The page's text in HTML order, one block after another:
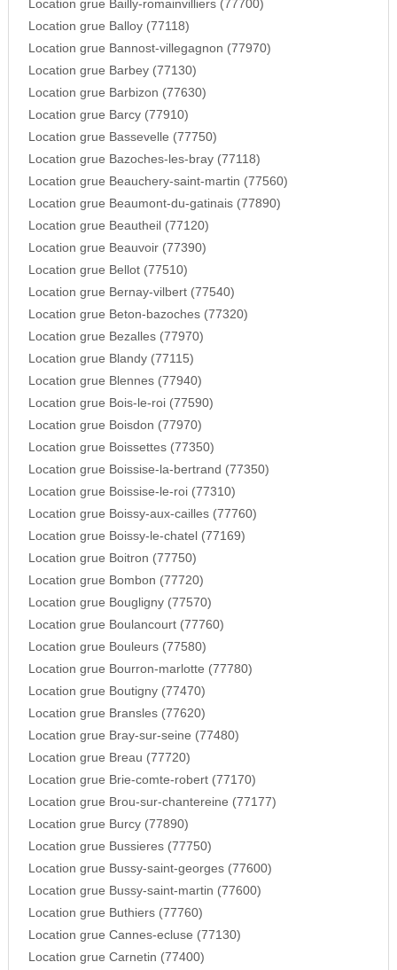
Location grue Bailly-romainvilliers (77700)
Location grue Balloy (77118)
Location grue Bannost-villegagnon (77970)
Location grue Barbey (77130)
Location grue Barbizon (77630)
Location grue Barcy (77910)
Location grue Bassevelle (77750)
Location grue Bazoches-les-bray (77118)
Location grue Beauchery-saint-martin (77560)
Location grue Beaumont-du-gatinais (77890)
Location grue Beautheil (77120)
Location grue Beauvoir (77390)
Location grue Bellot (77510)
Location grue Bernay-vilbert (77540)
Location grue Beton-bazoches (77320)
Location grue Bezalles (77970)
Location grue Blandy (77115)
Location grue Blennes (77940)
Location grue Bois-le-roi (77590)
Location grue Boisdon (77970)
Location grue Boissettes (77350)
Location grue Boissise-la-bertrand (77350)
Location grue Boissise-le-roi (77310)
Location grue Boissy-aux-cailles (77760)
Location grue Boissy-le-chatel (77169)
Location grue Boitron (77750)
Location grue Bombon (77720)
Location grue Bougligny (77570)
Location grue Boulancourt (77760)
Location grue Bouleurs (77580)
Location grue Bourron-marlotte (77780)
Location grue Boutigny (77470)
Location grue Bransles (77620)
Location grue Bray-sur-seine (77480)
Location grue Breau (77720)
Location grue Brie-comte-robert (77170)
Location grue Brou-sur-chantereine (77177)
Location grue Burcy (77890)
Location grue Bussieres (77750)
Location grue Bussy-saint-georges (77600)
Location grue Bussy-saint-martin (77600)
Location grue Buthiers (77760)
Location grue Cannes-ecluse (77130)
Location grue Carnetin (77400)